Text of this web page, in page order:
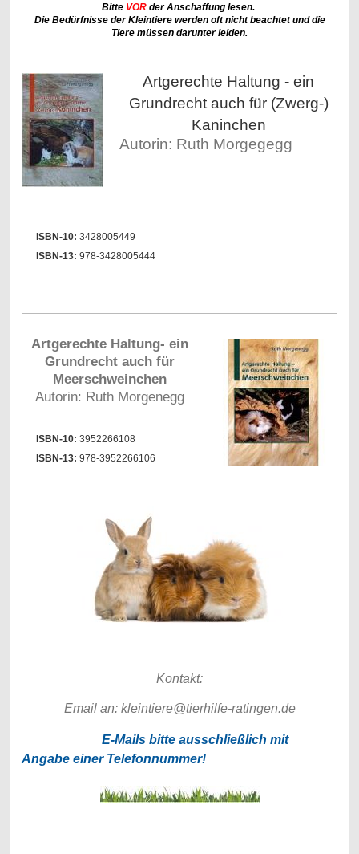
Bitte VOR der Anschaffung lesen.
Die Bedürfnisse der Kleintiere werden oft nicht beachtet und die
Tiere müssen darunter leiden.
Artgerechte Haltung - ein
Grundrecht auch für (Zwerg-)
Kaninchen
Autorin: Ruth Morgegegg
ISBN-10: 3428005449
ISBN-13: 978-3428005444
Artgerechte Haltung- ein
Grundrecht auch für
Meerschweinchen
Autorin: Ruth Morgenegg
ISBN-10: 3952266108
ISBN-13: 978-3952266106
Kontakt:
Email an: kleintiere@tierhilfe-ratingen.de
E-Mails bitte ausschließlich mit
Angabe einer Telefonnummer!